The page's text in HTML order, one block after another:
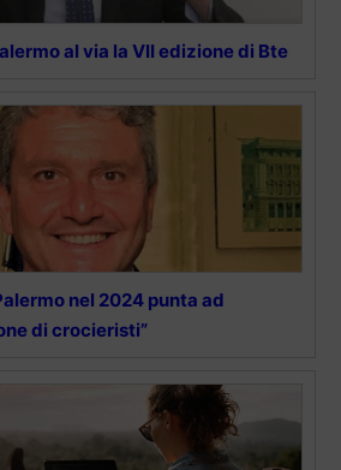
al via la VII edizione di Bte
nel 2024 punta ad
di crocieristi”